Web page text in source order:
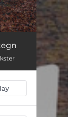
05:12
04:16